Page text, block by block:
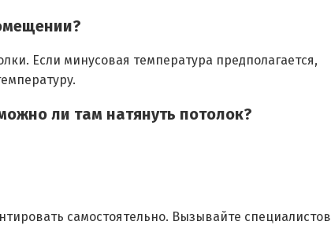
Если минусовая температура предполагается,
ли там натянуть потолок?
самостоятельно. Вызывайте специалистов